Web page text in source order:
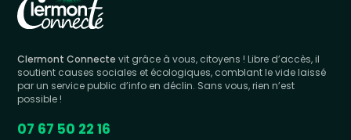
Clermont Connecte vit grâce à vous, citoyens ! Libre d’accès, il
soutient causes sociales et écologiques, comblant le vide laissé
par un service public d’info en déclin. Sans vous, rien n’est
possible !
07 67 50 22 16